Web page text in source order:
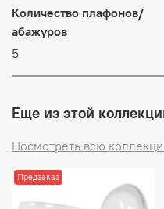
Количество плафонов/
абажуров
5
Еще из этой
Посмотреть всю
Предзаказ